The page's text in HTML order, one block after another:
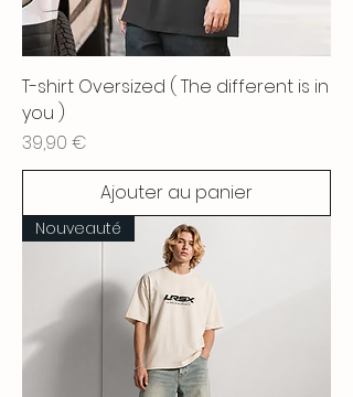
T-shirt Oversized ( The different is in
you )
Prix
39,90 €
Ajouter au panier
Nouveauté